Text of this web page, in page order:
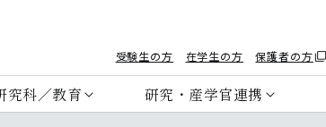
受験生の方
在学生の方 保護者の方
究科／教育 研究・産学官連携